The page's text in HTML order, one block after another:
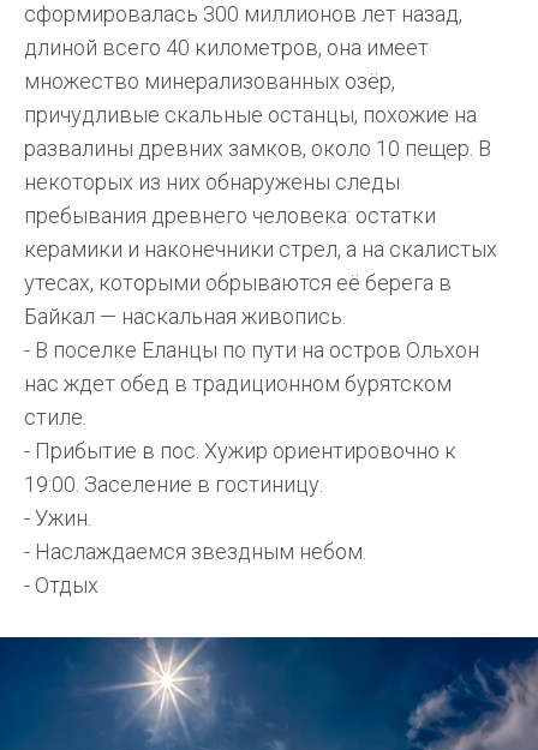
сформировалась 300 миллионов лет назад,
длиной всего 40 километров, она имеет
множество минерализованных озёр,
причудливые скальные останцы, похожие на
развалины древних замков, около 10 пещер. В
некоторых из них обнаружены следы
пребывания древнего человека: остатки
керамики и наконечники стрел, а на скалистых
утесах, которыми обрываются её берега в
Байкал — наскальная живопись.
- В поселке Еланцы по пути на остров Ольхон
нас ждет обед в традиционном бурятском
стиле.
- Прибытие в пос. Хужир ориентировочно к
19:00. Заселение в гостиницу.
- Ужин.
- Наслаждаемся звездным небом.
- Отдых